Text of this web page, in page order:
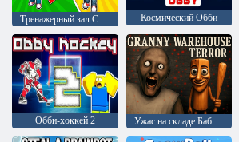
Космический Обби
Обби-хоккей 2 Ужас на складе Бабушки